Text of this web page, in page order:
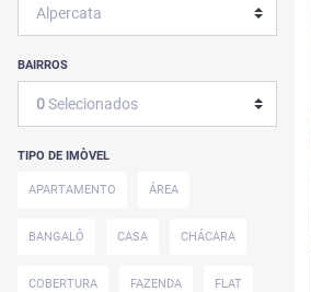
BAIRROS
0Selecionados
TIPO DE IMÒVEL
APARTAMENTO ÁREA
BANGALÔ CASA CHÁCARA
COBERTURA FAZENDA FLAT